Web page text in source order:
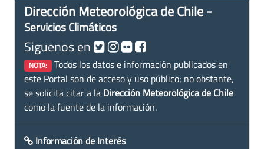
Dirección Meteorológica de Chile -
Servicios Climáticos
Siguenos en
NOTA: Todos los datos e información publicados en
este Portal son de acceso y uso público; no obstante,
se solicita citar a la Dirección Meteorológica de Chile
como la fuente de la información.
Información de Interés